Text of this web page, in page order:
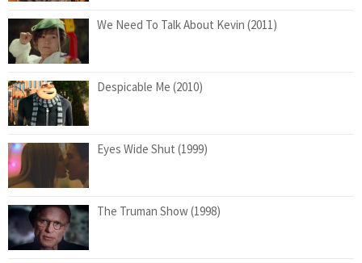
We Need To Talk About Kevin (2011)
Despicable Me (2010)
Eyes Wide Shut (1999)
The Truman Show (1998)